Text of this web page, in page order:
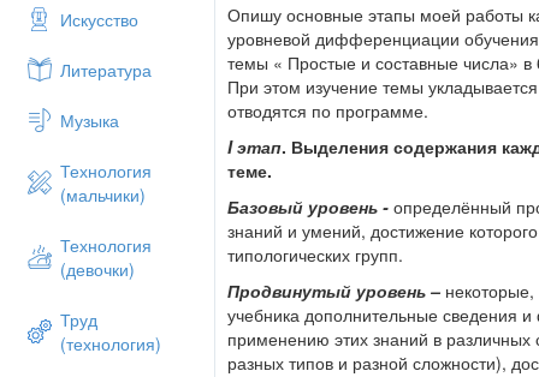
Искусство
Литература
Музыка
Технология
(мальчики)
Технология
(девочки)
Труд
(технология)
Решить задачи уровня А
Базовый уровень
полно раскрыт, например, в
Алдамуратова. При желании
множества простых чисел; 3) о
но и формировать у учащихся
предложить учащимся уровня А
вопросам в виде небольших
таблицу простых чисел до 100.
способами составления решета
Опишу основные этапы моей работы
уровневой дифференциации
темы « Простые и составные числа» в
При этом изучение темы
отводятся по программе.
Iэтап. Выделения содержания
теме.
Базовый уровень -определённый
знаний и умений, достижение
типологических групп.
Продвинутый уровень –
учебника дополнительные сведения
применению этих знаний в
разных типов и разной сложности),